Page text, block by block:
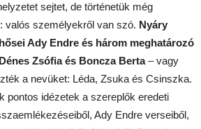
sejtet, de történetük még
valós személyekről van szó. Nyáry
Ady Endre és három meghatározó
Zsófia és Boncza Berta– vagy
a nevüket: Léda, Zsuka és Csinszka.
pontos idézetek a szereplők eredeti
Ady Endre verseiből,